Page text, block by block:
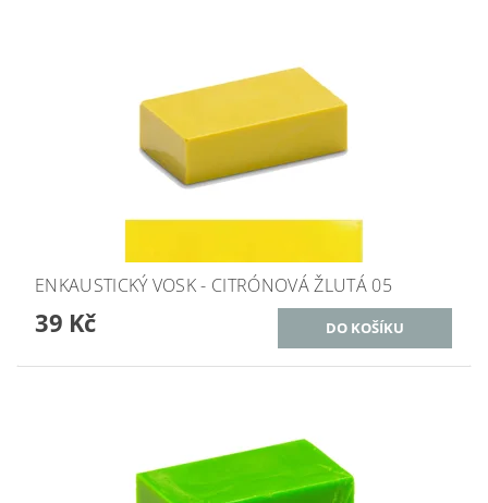
ENKAUSTICKÝ VOSK - CITRÓNOVÁ ŽLUTÁ 05
39 Kč